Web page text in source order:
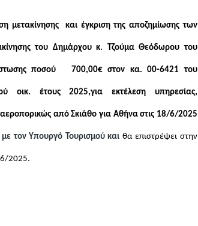
μετακίνησης και έγκριση της αποζημίωσης των
του Δημάρχου κ. Τζούμα Θεόδωρου του
ποσού 700,00€ στον κα. 00-6421 του
οικ. έτους 2025,για εκτέλεση υπηρεσίας,
από Σκιάθο για Αθήνα στις 18/6/2025
τον Υπουργό Τουρισμού και θα επιστρέψει στην
6/2025.